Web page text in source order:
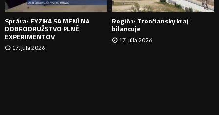
E
Správa: FYZIKA SA MENÍ NA
DOBRODRUŽSTVO PLNÉ
EXPERIMENTOV
17. júla 2026
Región: Trenčiansky kraj
bilancuje
17. júla 2026